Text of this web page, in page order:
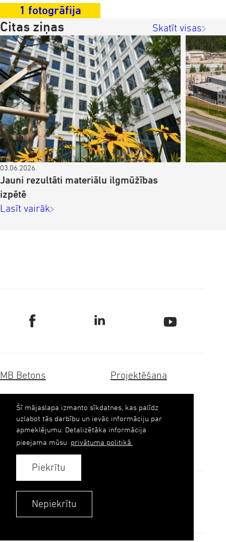
Šī mājaslapa izmanto sīkdatnes, kas palīdz
uzlabot tās darbību un ievāc informāciju par
apmeklējumu. Detalizētāka informācija
pieejama mūsu privātuma politikā.
Nepiekrītu
Piekrītu
1 fotogrāfija
Citas ziņas Skatīt visas
03.06.2026.
Jauni rezultāti materiālu ilgmūžības
izpētē
Lasīt vairāk
MB Betons Projektēšana
Betona pētījumi Inertie materiāli
Kontakti
Pasūtīt betonu